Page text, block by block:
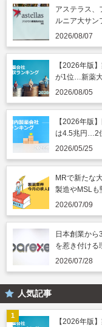
アステラス、
ルニア大サン
うのニュース
2026/08/07
【2026年版
が1位…新薬
2026/08/05
【2026年版
は4.5兆円…2
円突破
2026/05/25
MRで新たな
製造やMSLも
（2026年7月）
2026/07/09
日本創業から
を惹き付ける
2026/07/28
人気記事
【2026年版